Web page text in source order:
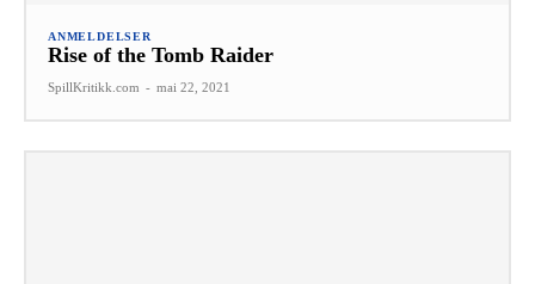
ANMELDELSER
Rise of the Tomb Raider
SpillKritikk.com - mai 22, 2021